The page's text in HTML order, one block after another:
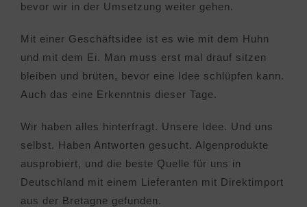
bevor wir in der Umsetzung weiter gehen.
Mit einer Geschäftsidee ist es wie mit dem Huhn
und mit dem Ei. Man muss erst mal drauf sitzen
bleiben und brüten, bevor eine Idee schlüpfen kann.
Auch das eine Erkenntnis dieser Tage.
Wir haben alles hinterfragt. Unsere Idee. Und uns
selbst. Haben Antworten gesucht. Algenprodukte
ausprobiert, und die beste Quelle für uns in
Deutschland mit einem Lieferanten mit Direktimport
aus der Bretagne gefunden.